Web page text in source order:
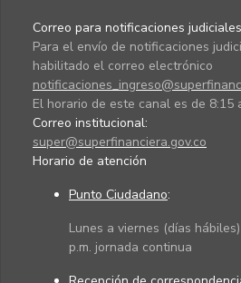
Correo para notificaciones
Para el envío de notificaciones
habilitado el correo electrónico
El horario de este canal es de 8:15
Correo institucional:
super@superfinanciera.gov.co
Horario de atención
Punto Ciudadano:
Lunes a viernes (días
p.m. jornada continua